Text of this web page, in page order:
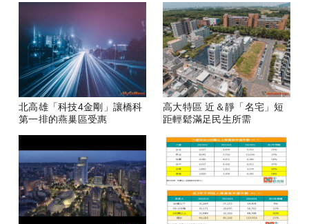
北高雄「科技4金剛」讓橋科
第一排的燕巢區受惠
高大特區 近＆靜「名宅」短
距輕鬆滿足民生所需